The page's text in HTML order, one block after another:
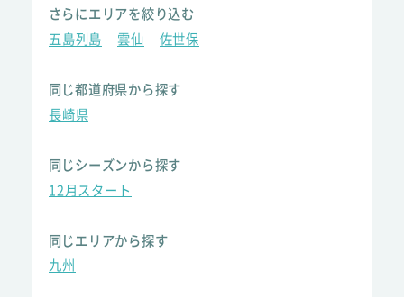
さらにエリアを絞り込む
五島列島
雲仙 佐世保
同じ都道府県から探す
長崎県
同じシーズンから探す
12月スタート
同じエリアから探す
九州